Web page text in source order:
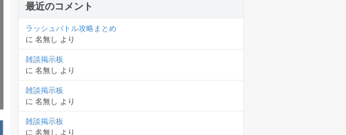
最近のコメント
ラッシュバトル攻略まとめ
に 名無し より
雑談掲示板
に 名無し より
雑談掲示板
に 名無し より
雑談掲示板
に 名無し より